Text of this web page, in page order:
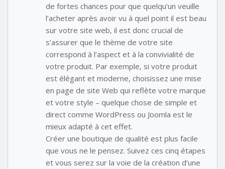
de fortes chances pour que quelqu’un veuille
l’acheter après avoir vu à quel point il est beau
sur votre site web, il est donc crucial de
s’assurer que le thème de votre site
correspond à l’aspect et à la convivialité de
votre produit. Par exemple, si votre produit
est élégant et moderne, choisissez une mise
en page de site Web qui reflète votre marque
et votre style – quelque chose de simple et
direct comme WordPress ou Joomla est le
mieux adapté à cet effet.
Créer une boutique de qualité est plus facile
que vous ne le pensez. Suivez ces cinq étapes
et vous serez sur la voie de la création d’une